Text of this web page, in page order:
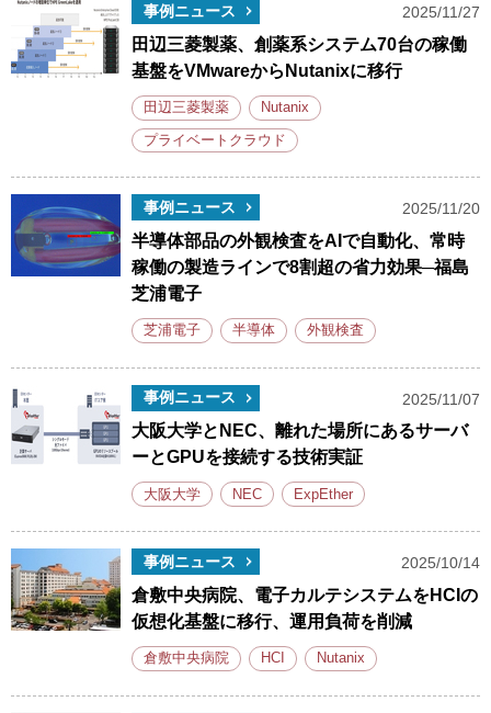
事例ニュース 2025/11/27
田辺三菱製薬、創薬系システム70台の稼働
基盤をVMwareからNutanixに移行
田辺三菱製薬 Nutanix
プライベートクラウド
事例ニュース 2025/11/20
半導体部品の外観検査をAIで自動化、常時
稼働の製造ラインで8割超の省力効果─福島
芝浦電子
芝浦電子 半導体 外観検査
事例ニュース 2025/11/07
大阪大学とNEC、離れた場所にあるサーバ
ーとGPUを接続する技術実証
大阪大学 NEC ExpEther
事例ニュース 2025/10/14
倉敷中央病院、電子カルテシステムをHCIの
仮想化基盤に移行、運用負荷を削減
倉敷中央病院 HCI Nutanix